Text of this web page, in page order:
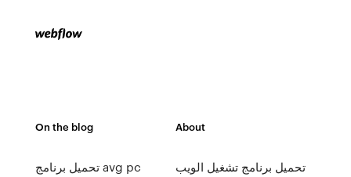
On the blog
تحميل برنامج avg pc
About
تحميل برنامج تشغيل الويب